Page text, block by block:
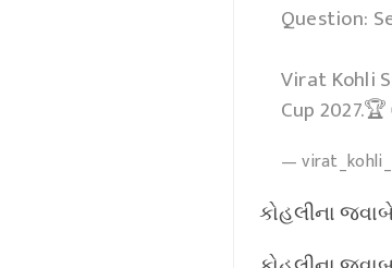
Question:
Virat Kohli
Cup
—
કોહલીના જવાબે